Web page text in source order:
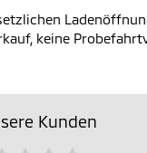
keine
Kunden